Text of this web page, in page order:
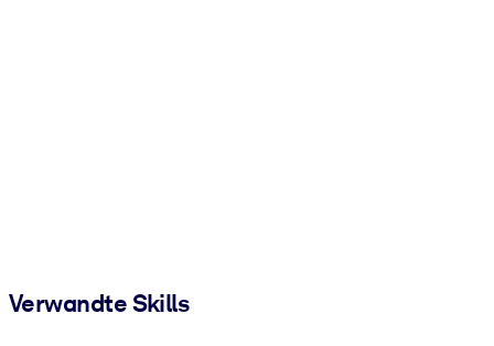
Verwandte Skills